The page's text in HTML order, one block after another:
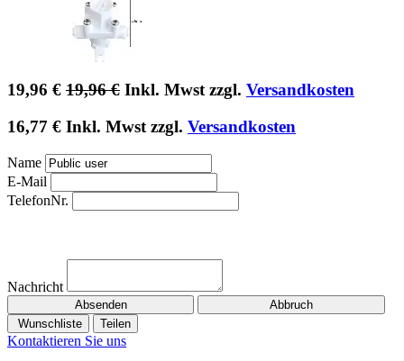
19,96 € 19,96€ Inkl. Mwst zzgl. Versandkosten
16,77 € Inkl. Mwst zzgl. Versandkosten
Name
E-Mail
TelefonNr.
Nachricht
Absenden
Abbruch
Wunschliste
Teilen
Kontaktieren Sie uns